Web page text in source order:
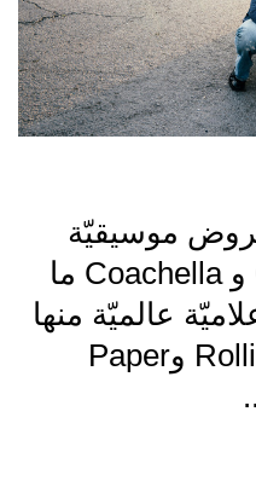
موسيقيّة
عالميّة مثل Gov Ball و Coachella ما
عالميّة منها
Billboard وRolling Stone وPaper